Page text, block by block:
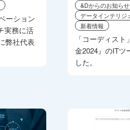
ーション
実務に活
弊社代表
&Dからのお知らせ
データインテリジ
新着情報
「コーディス
金2024』のITツ
した。